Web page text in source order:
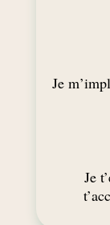
Je
Je